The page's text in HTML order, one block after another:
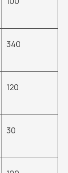
340
120
30